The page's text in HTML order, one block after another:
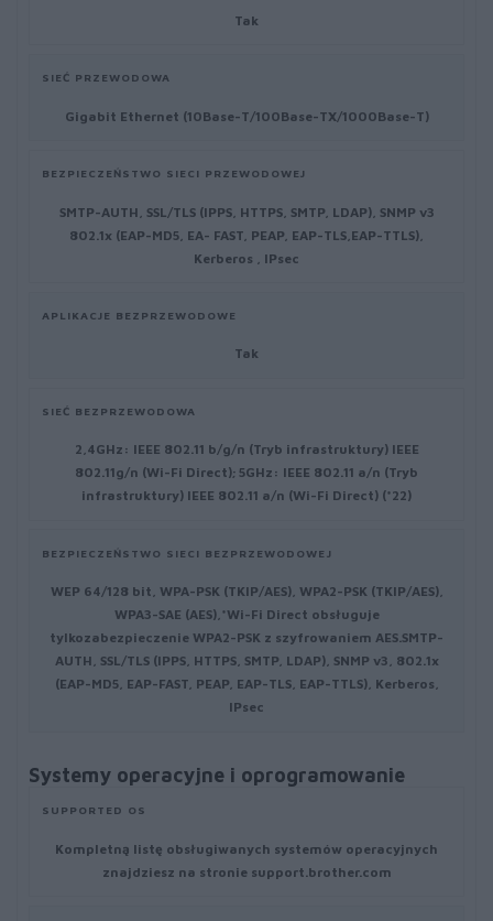
Tak
SIEĆ PRZEWODOWA
Gigabit Ethernet (10Base-T/100Base-TX/1000Base-T)
BEZPIECZEŃSTWO SIECI PRZEWODOWEJ
SMTP-AUTH, SSL/TLS (IPPS, HTTPS, SMTP, LDAP), SNMP v3
802.1x (EAP-MD5, EA- FAST, PEAP, EAP-TLS,EAP-TTLS),
Kerberos , IPsec
APLIKACJE BEZPRZEWODOWE
Tak
SIEĆ BEZPRZEWODOWA
2,4GHz: IEEE 802.11 b/g/n (Tryb infrastruktury) IEEE
802.11g/n (Wi-Fi Direct); 5GHz: IEEE 802.11 a/n (Tryb
infrastruktury) IEEE 802.11 a/n (Wi-Fi Direct) (*22)
BEZPIECZEŃSTWO SIECI BEZPRZEWODOWEJ
WEP 64/128 bit, WPA-PSK (TKIP/AES), WPA2-PSK (TKIP/AES),
WPA3-SAE (AES),*Wi-Fi Direct obsługuje
tylkozabezpieczenie WPA2-PSK z szyfrowaniem AES.SMTP-
AUTH, SSL/TLS (IPPS, HTTPS, SMTP, LDAP), SNMP v3, 802.1x
(EAP-MD5, EAP-FAST, PEAP, EAP-TLS, EAP-TTLS), Kerberos,
IPsec
Systemy operacyjne i oprogramowanie
SUPPORTED OS
Kompletną listę obsługiwanych systemów operacyjnych
znajdziesz na stronie support.brother.com